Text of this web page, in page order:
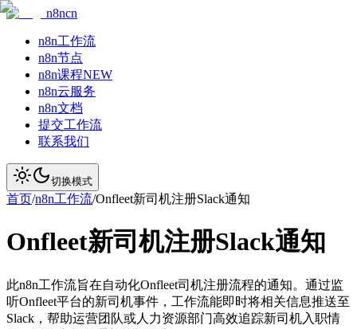
n8ncn
n8n工作流
n8n节点
n8n课程NEW
n8n云服务
n8n文档
提交工作流
联系我们
切换模式
首页/n8n工作流/Onfleet新司机注册Slack通知
Onfleet新司机注册Slack通知
此n8n工作流旨在自动化Onfleet司机注册流程的通知。通过监
听Onfleet平台的新司机事件，工作流能即时将相关信息推送至
Slack，帮助运营团队或人力资源部门高效追踪新司机入职情